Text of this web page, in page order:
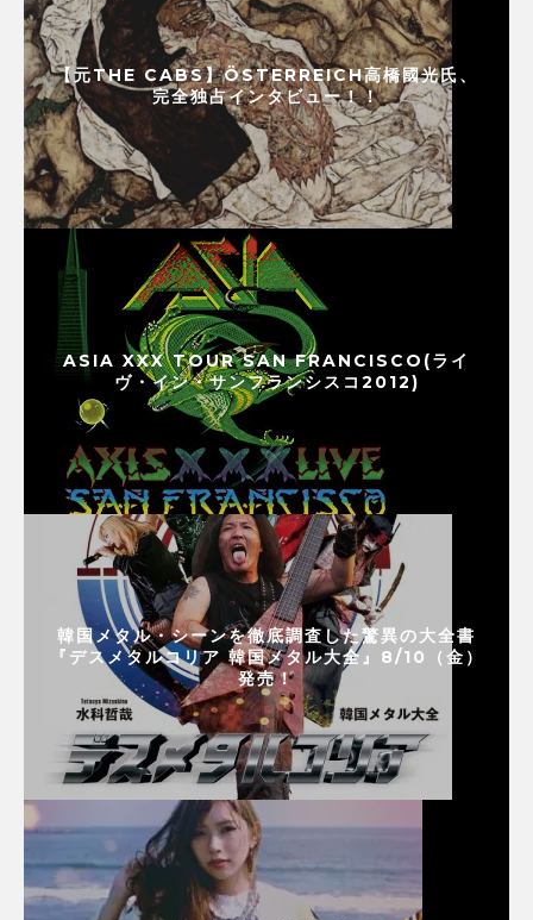
【元THE CABS】ÖSTERREICH高橋國光氏、
完全独占インタビュー！！
ASIA XXX TOUR SAN FRANCISCO(ライ
ヴ・イン・サンフランシスコ2012)
韓国メタル・シーンを徹底調査した驚異の大全書
『デスメタルコリア 韓国メタル大全』8/10（金）
発売！